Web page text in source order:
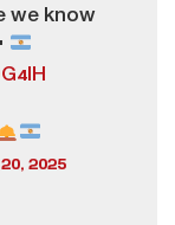
we know
2025